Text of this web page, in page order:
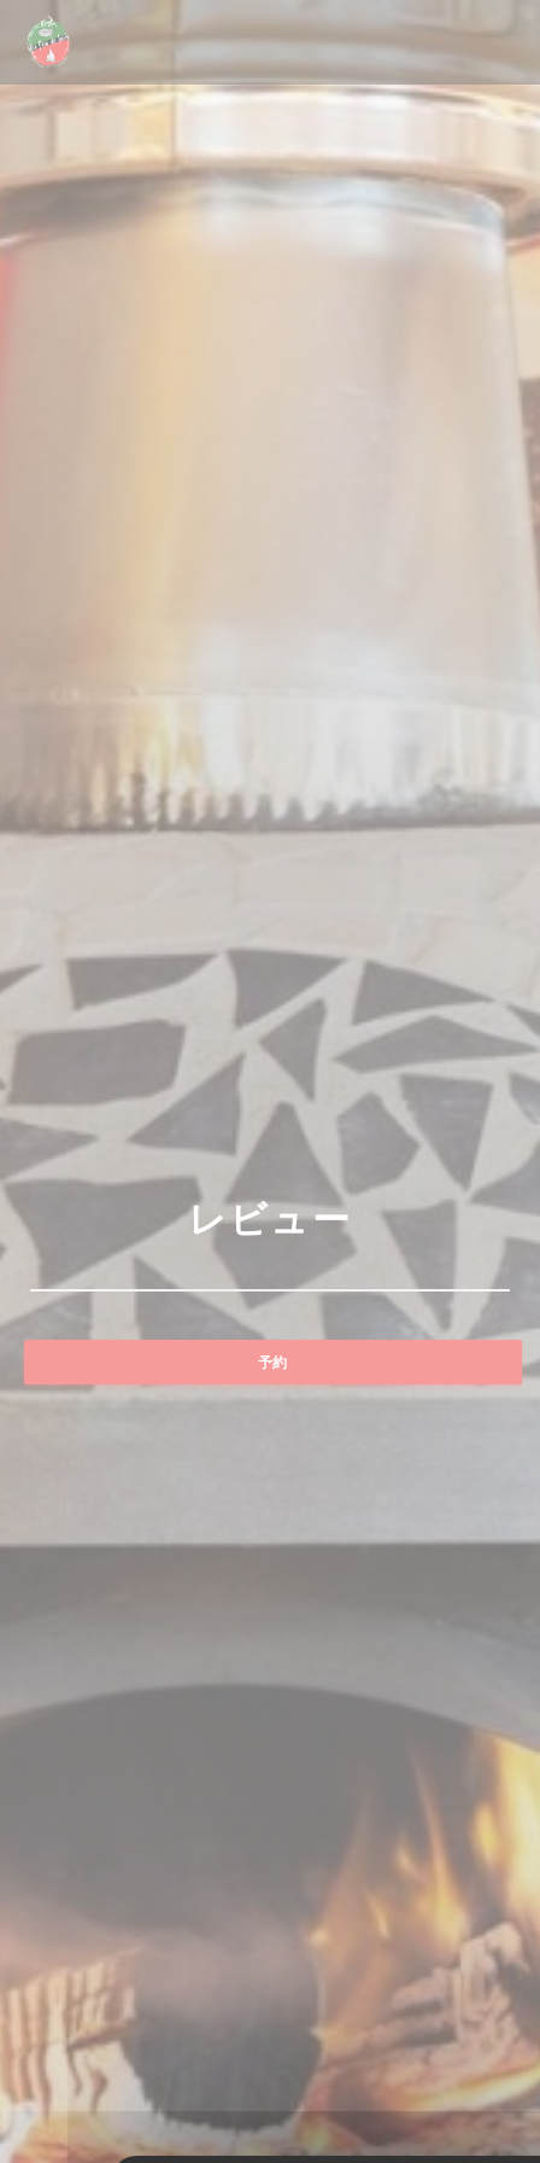
クッキー利用の管理について
レビュー
予約